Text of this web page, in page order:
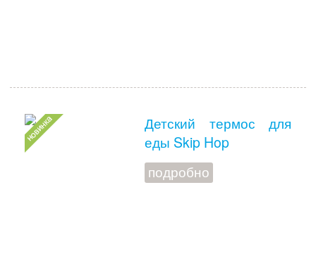
Детский термос для
еды Skip Hop
подробно